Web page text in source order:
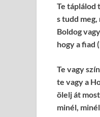
Te táplálod
s tudd
Boldog
hogy a fiad
Te vagy
te vagy a
ölelj át
minél,